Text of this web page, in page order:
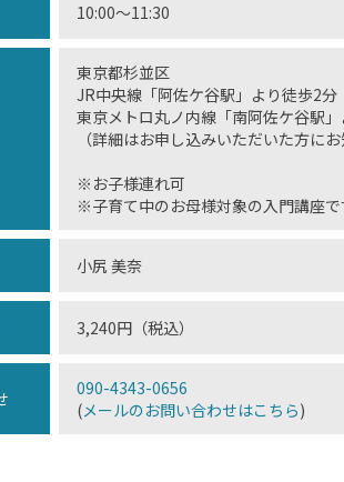
10:00〜11:30
東京都杉並区
JR中央線「阿佐ケ谷駅」より徒歩2分
東京メトロ丸ノ内線「南阿佐ケ谷駅
（詳細はお申し込みいただいた方にお
※お子様連れ可
※子育て中のお母様対象の入門講座で
小尻 美奈
3,240円（税込）
090-4343-0656
(メールのお問い合わせはこちら)